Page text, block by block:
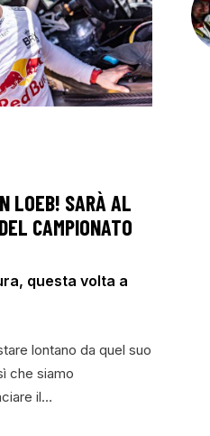
LOEB! SARÀ AL
CAMPIONATO
questa volta a
lontano da quel suo
che siamo
il…